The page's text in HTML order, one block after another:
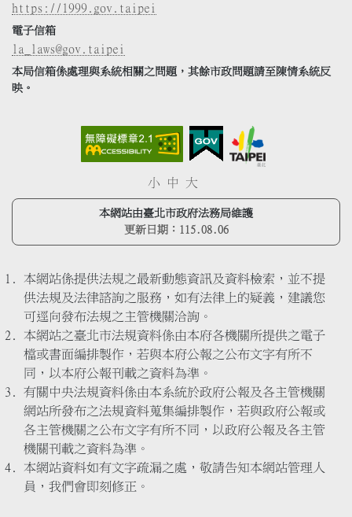
https://1999.gov.taipei
電子信箱
la_laws@gov.taipei
本局信箱係處理與系統相關之問題，其餘市政問題請至陳情系統反
映。
小 中 大
本網站由臺北市政府法務局維護
更新日期： 115.08.06
本網站係提供法規之最新動態資訊及資料檢索，並不提
供法規及法律諮詢之服務，如有法律上的疑義，建議您
可逕向發布法規之主管機關洽詢。
本網站之臺北市法規資料係由本府各機關所提供之電子
檔或書面編排製作，若與本府公報之公布文字有所不
同，以本府公報刊載之資料為準。
有關中央法規資料係由本系統於政府公報及各主管機關
網站所發布之法規資料蒐集編排製作，若與政府公報或
各主管機關之公布文字有所不同，以政府公報及各主管
機關刊載之資料為準。
本網站資料如有文字疏漏之處，敬請告知本網站管理人
員，我們會即刻修正。